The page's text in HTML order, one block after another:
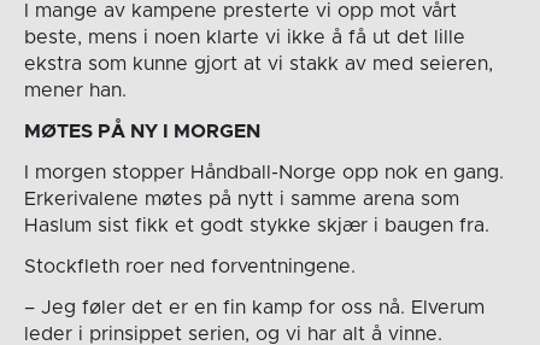
I mange av kampene presterte vi opp mot vårt
beste, mens i noen klarte vi ikke å få ut det lille
ekstra som kunne gjort at vi stakk av med seieren,
mener han.
MØTES PÅ NY I MORGEN
I morgen stopper Håndball-Norge opp nok en gang.
Erkerivalene møtes på nytt i samme arena som
Haslum sist fikk et godt stykke skjær i baugen fra.
Stockfleth roer ned forventningene.
– Jeg føler det er en fin kamp for oss nå. Elverum
leder i prinsippet serien, og vi har alt å vinne.